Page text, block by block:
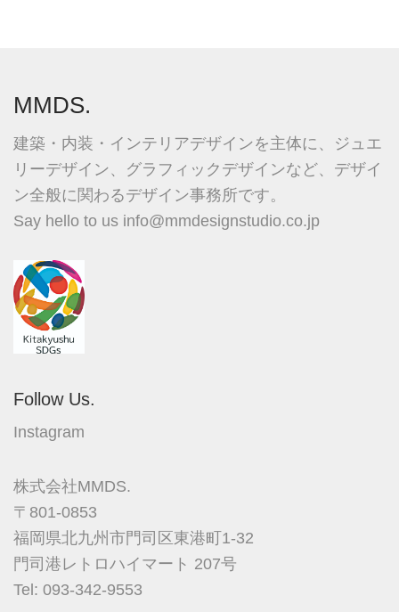
MMDS.
建築・内装・インテリアデザインを主体に、ジュエ
リーデザイン、グラフィックデザインなど、デザイ
ン全般に関わるデザイン事務所です。
Say hello to us info@mmdesignstudio.co.jp
Follow Us.
Instagram
株式会社MMDS.
〒801-0853
福岡県北九州市門司区東港町1-32
門司港レトロハイマート 207号
Tel: 093-342-9553